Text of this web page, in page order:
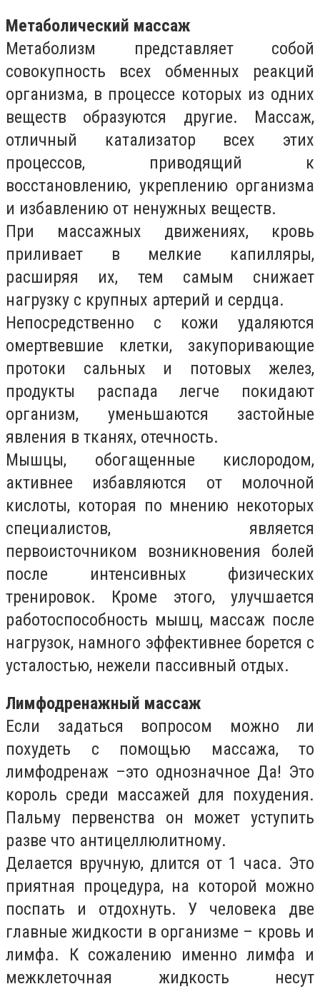
Метаболический массаж
Метаболизм представляет собой
совокупность всех обменных реакций
организма, в процессе которых из одних
веществ образуются другие. Массаж,
отличный катализатор всех этих
процессов, приводящий к
восстановлению, укреплению организма
и избавлению от ненужных веществ.
При массажных движениях, кровь
приливает в мелкие капилляры,
расширяя их, тем самым снижает
нагрузку с крупных артерий и сердца.
Непосредственно с кожи удаляются
омертвевшие клетки, закупоривающие
протоки сальных и потовых желез,
продукты распада легче покидают
организм, уменьшаются застойные
явления в тканях, отечность.
Мышцы, обогащенные кислородом,
активнее избавляются от молочной
кислоты, которая по мнению некоторых
специалистов, является
первоисточником возникновения болей
после интенсивных физических
тренировок. Кроме этого, улучшается
работоспособность мышц, массаж после
нагрузок, намного эффективнее борется с
усталостью, нежели пассивный отдых.
Лимфодренажный массаж
Если задаться вопросом можно ли
похудеть с помощью массажа, то
лимфодренаж –это однозначное Да! Это
король среди массажей для похудения.
Пальму первенства он может уступить
разве что антицеллюлитному.
Делается вручную, длится от 1 часа. Это
приятная процедура, на которой можно
поспать и отдохнуть. У человека две
главные жидкости в организме – кровь и
лимфа. К сожалению именно лимфа и
межклеточная жидкость несут